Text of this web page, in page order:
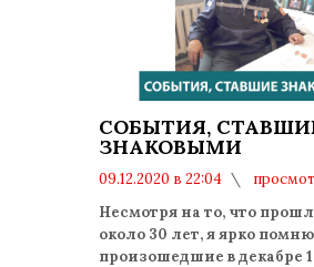
СОБЫТИЯ,
ЗНАКОВЫМИ
09.12.2020 в 22:04
Несмотря на то, что
около 30 лет, я ярко
произошедшие в декабре